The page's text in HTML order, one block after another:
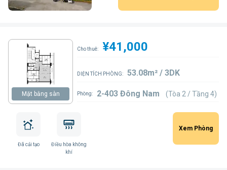
Mặt bằng sàn
Cho thuê: ¥41,000
DIỆN TÍCH PHÒNG: 53.08m² / 3DK
Phòng: 2-403 Đông Nam (Tòa 2 / Tầng 4)
Đã cải tạo
Điều hòa không
khí
Xem Phòng